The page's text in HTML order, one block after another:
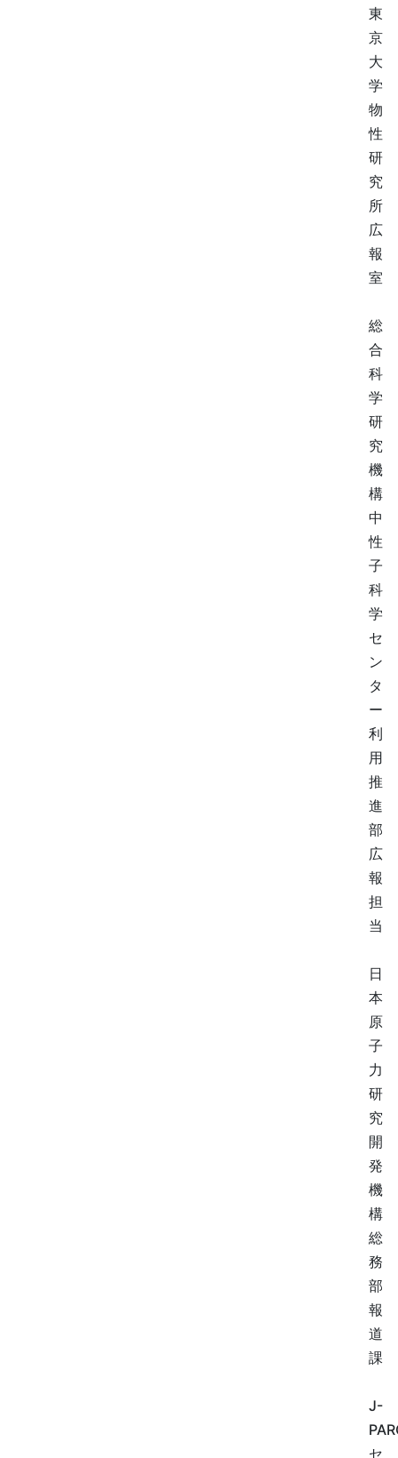
東
京
大
学
物
性
研
究
所
広
報
室
総
合
科
学
研
究
機
構
中
性
子
科
学
セ
ン
タ
ー
利
用
推
進
部
広
報
担
当
日
本
原
子
力
研
究
開
発
機
構
総
務
部
報
道
課
J-
セ